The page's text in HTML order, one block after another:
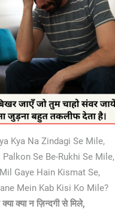
Kya Na Zindagi Se Mile,
Palkon Se Be-Rukhi Se Mile,
Gaye Hain Kismat Se,
Mein Kab Kisi Ko Mile?
क्या न ज़िन्दगी से मिले,